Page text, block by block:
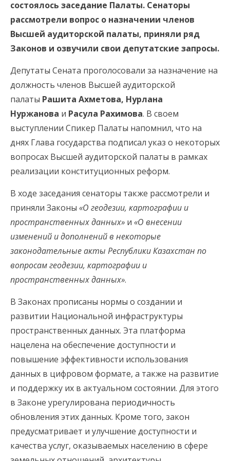
состоялось заседание Палаты. Сенаторы
рассмотрели вопрос о назначении членов
Высшей аудиторской палаты, приняли ряд
Законов и озвучили свои депутатские запросы.
Депутаты Сената проголосовали за назначение на
должность членов Высшей аудиторской
палаты Рашита Ахметова, Нурлана
Нуржанова и Расула Рахимова. В своем
выступлении Спикер Палаты напомнил, что на
днях Глава государства подписал указ о некоторых
вопросах Высшей аудиторской палаты в рамках
реализации конституционных реформ.
В ходе заседания сенаторы также рассмотрели и
приняли Законы «О геодезии, картографии и
пространственных данных» и «О внесении
изменений и дополнений в некоторые
законодательные акты Республики Казахстан по
вопросам геодезии, картографии и
пространственных данных».
В Законах прописаны нормы о создании и
развитии Национальной инфраструктуры
пространственных данных. Эта платформа
нацелена на обеспечение доступности и
повышение эффективности использования
данных в цифровом формате, а также на развитие
и поддержку их в актуальном состоянии. Для этого
в Законе урегулирована периодичность
обновления этих данных. Кроме того, закон
предусматривает и улучшение доступности и
качества услуг, оказываемых населению в сфере